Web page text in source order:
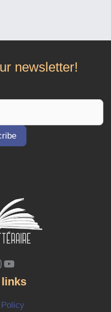
newsletter!
YouTube